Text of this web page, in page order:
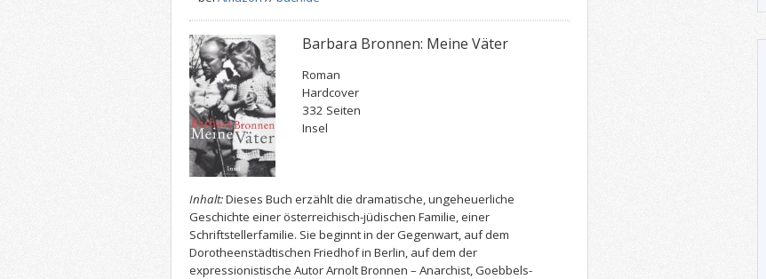
Barbara Bronnen: Meine Väter
Roman
Hardcover
332 Seiten
Insel
Inhalt:Dieses Buch erzählt die dramatische, ungeheuerliche
Geschichte einer österreichisch-jüdischen Familie, einer
Schriftstellerfamilie. Sie beginnt in der Gegenwart, auf dem
Dorotheenstädtischen Friedhof in Berlin, auf dem der
expressionistische Autor Arnolt Bronnen – Anarchist, Goebbels-